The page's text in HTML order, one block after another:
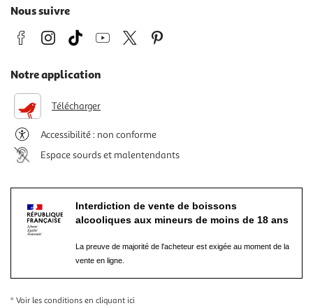
Nous suivre
Notre application
Télécharger
Accessibilité : non conforme
Espace sourds et malentendants
Interdiction de vente de boissons
alcooliques aux mineurs de moins de 18 ans
La preuve de majorité de l'acheteur est exigée au moment de la
vente en ligne.
* Voir les conditions en cliquant ici